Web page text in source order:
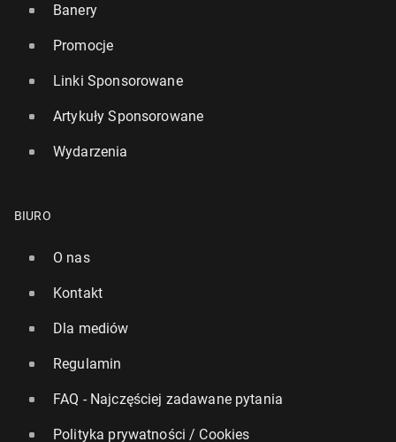
Banery
Promocje
Linki Sponsorowane
Artykuły Sponsorowane
Wydarzenia
BIURO
O nas
Kontakt
Dla mediów
Regulamin
FAQ - Najczęściej zadawane pytania
Polityka prywatności / Cookies